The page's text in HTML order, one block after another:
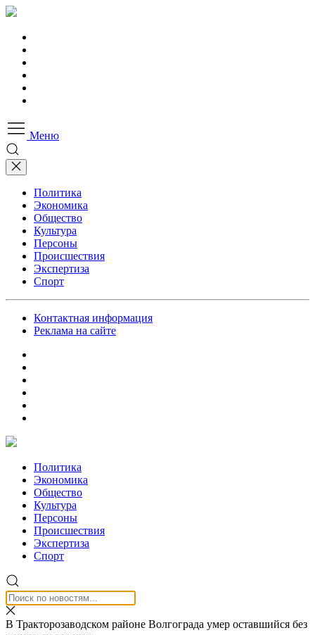
Меню
Политика
Экономика
Общество
Культура
Персоны
Происшествия
Экспертиза
Спорт
Контактная информация
Реклама на сайте
Политика
Экономика
Общество
Культура
Персоны
Происшествия
Экспертиза
Спорт
В Тракторозаводском районе Волгограда умер оставшийся без